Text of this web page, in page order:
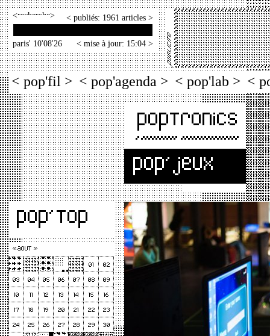
< > < publiés: 1961 articles >
paris' 10'08'26 < mise à jour: 15:04 >
< pop'fil > < pop'agenda > < pop'lab > <